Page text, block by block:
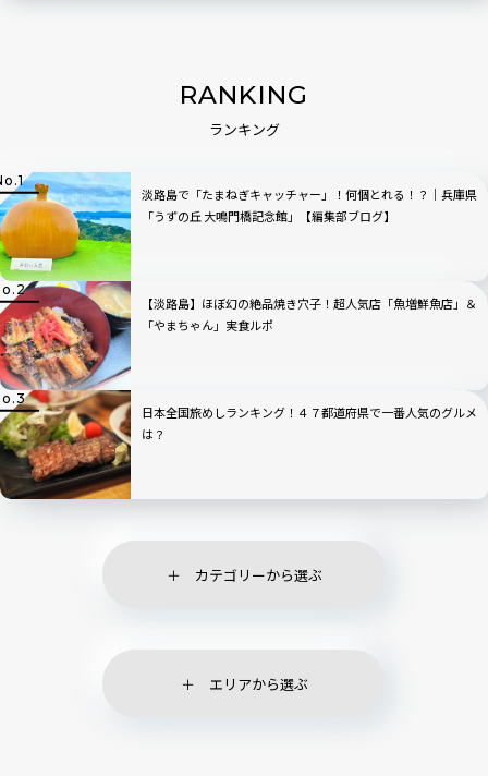
RANKING
ランキング
淡路島で「たまねぎキャッチャー」！何個とれる！？｜兵庫県
「うずの丘 大鳴門橋記念館」【編集部ブログ】
【淡路島】ほぼ幻の絶品焼き穴子！超人気店「魚増鮮魚店」＆
「やまちゃん」実食ルポ
日本全国旅めしランキング！４７都道府県で一番人気のグルメ
は？
カテゴリーから選ぶ
エリアから選ぶ